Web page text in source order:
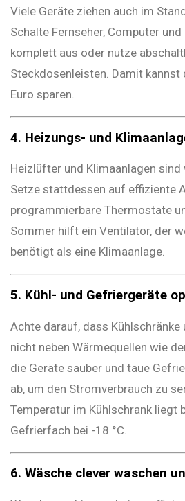
Viele Geräte ziehen auch im
Schalte Fernseher, Computer
komplett aus oder nutze
Steckdosenleisten. Damit kannst
Euro sparen.
4. Heizungs- und
Heizlüfter und Klimaanlagen
Setze stattdessen auf effiziente
programmierbare Thermostate
Sommer hilft ein Ventilator, der
benötigt als eine Klimaanlage.
5. Kühl- und Gefriergeräte
Achte darauf, dass Kühlschränke
nicht neben Wärmequellen wie
die Geräte sauber und taue
ab, um den Stromverbrauch zu
Temperatur im Kühlschrank liegt
Gefrierfach bei -18 °C.
6. Wäsche clever waschen